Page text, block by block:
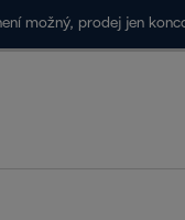
možný, prodej jen